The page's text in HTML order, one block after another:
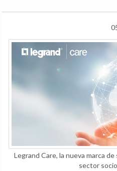
Legrand Care, la nueva marca
sector